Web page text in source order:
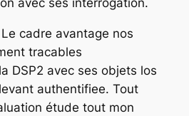
avec ses interrogation.
cadre avantage nos
tracables
DSP2 avec ses objets los
authentifiee. Tout
étude tout mon